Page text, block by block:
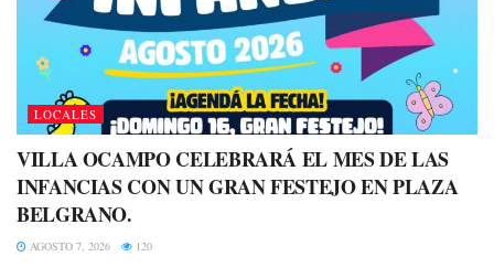
LOCALES
VILLA OCAMPO CELEBRARÁ EL MES DE LAS
INFANCIAS CON UN GRAN FESTEJO EN PLAZA
BELGRANO.
AGOSTO 7, 2026 120